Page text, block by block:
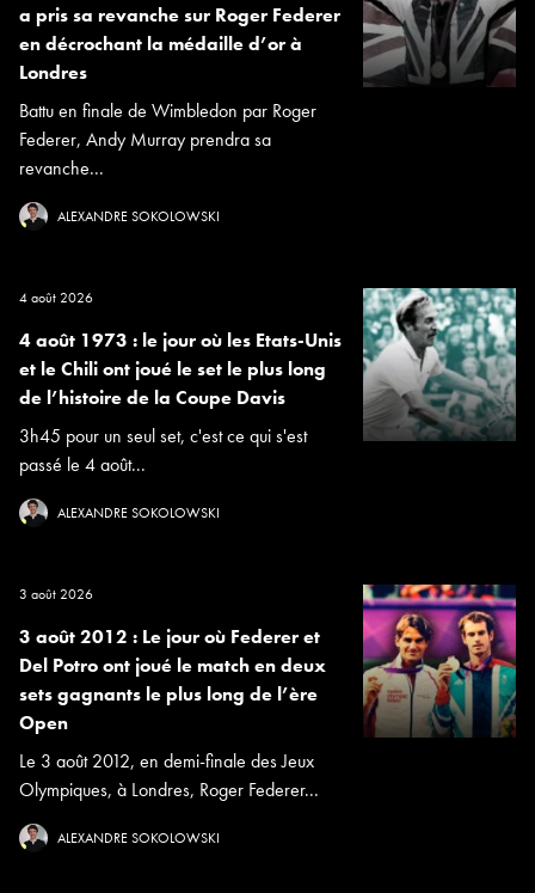
a pris sa revanche sur Roger Federer
en décrochant la médaille d’or à
Londres
Battu en finale de Wimbledon par Roger
Federer, Andy Murray prendra sa
revanche...
ALEXANDRE SOKOLOWSKI
4 août 2026
4 août 1973 : le jour où les Etats-Unis
et le Chili ont joué le set le plus long
de l’histoire de la Coupe Davis
3h45 pour un seul set, c'est ce qui s'est
passé le 4 août...
ALEXANDRE SOKOLOWSKI
3 août 2026
3 août 2012 : Le jour où Federer et
Del Potro ont joué le match en deux
sets gagnants le plus long de l’ère
Open
Le 3 août 2012, en demi-finale des Jeux
Olympiques, à Londres, Roger Federer...
ALEXANDRE SOKOLOWSKI